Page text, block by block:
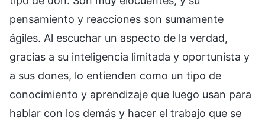
pensamiento y reacciones son sumamente
ágiles. Al escuchar un aspecto de la verdad,
gracias a su inteligencia limitada y oportunista y
a sus dones, lo entienden como un tipo de
conocimiento y aprendizaje que luego usan para
hablar con los demás y hacer el trabajo que se